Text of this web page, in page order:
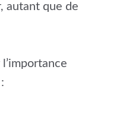
autant que de